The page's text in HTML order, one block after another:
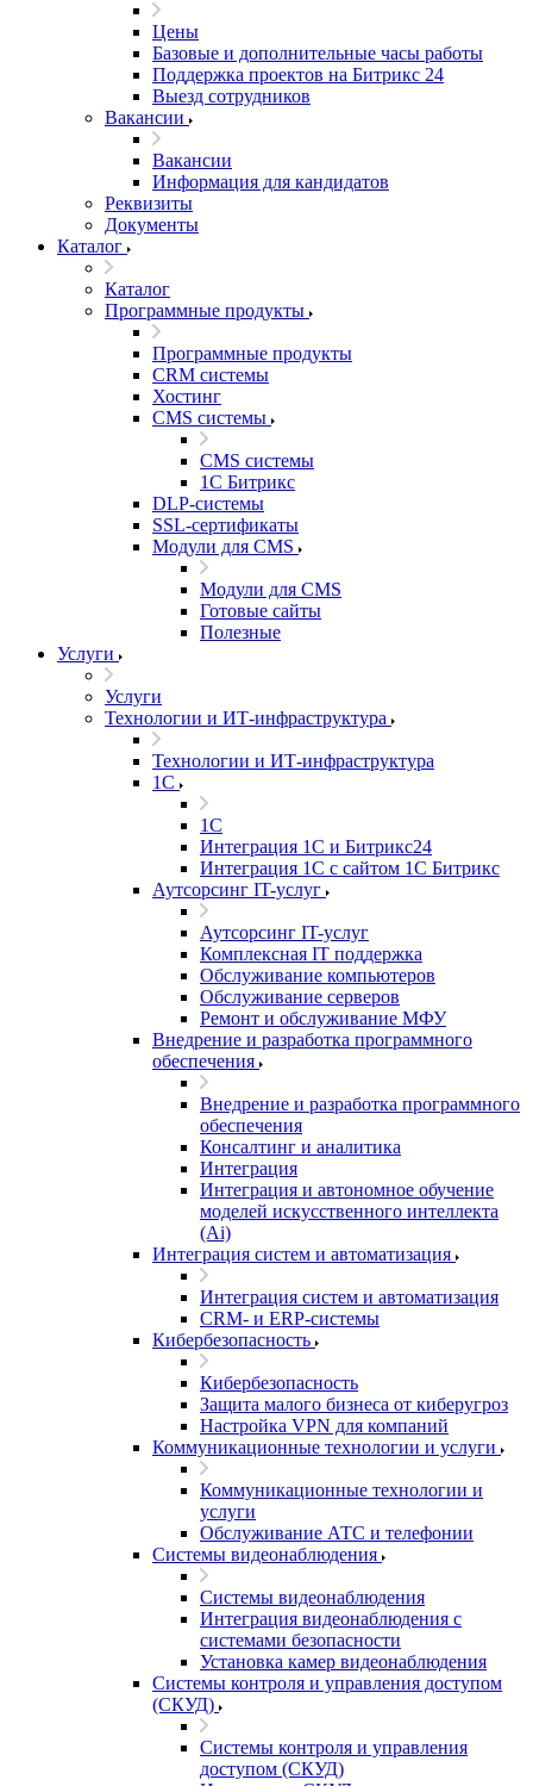
Цены
Базовые и дополнительные часы работы
Поддержка проектов на Битрикс 24
Выезд сотрудников
Вакансии
Вакансии
Информация для кандидатов
Реквизиты
Документы
Каталог
Каталог
Программные продукты
Программные продукты
CRM системы
Хостинг
CMS системы
CMS системы
1С Битрикс
DLP‑системы
SSL-сертификаты
Модули для CMS
Модули для CMS
Готовые сайты
Полезные
Услуги
Услуги
Технологии и ИТ-инфраструктура
Технологии и ИТ-инфраструктура
1С
1С
Интеграция 1С и Битрикс24
Интеграция 1С с сайтом 1С Битрикс
Аутсорсинг IT-услуг
Аутсорсинг IT-услуг
Комплексная IT поддержка
Обслуживание компьютеров
Обслуживание серверов
Ремонт и обслуживание МФУ
Внедрение и разработка программного
обеспечения
Внедрение и разработка программного
обеспечения
Консалтинг и аналитика
Интеграция
Интеграция и автономное обучение
моделей искусственного интеллекта
(Ai)
Интеграция систем и автоматизация
Интеграция систем и автоматизация
CRM- и ERP-системы
Кибербезопасность
Кибербезопасность
Защита малого бизнеса от киберугроз
Настройка VPN для компаний
Коммуникационные технологии и услуги
Коммуникационные технологии и
услуги
Обслуживание АТС и телефонии
Системы видеонаблюдения
Системы видеонаблюдения
Интеграция видеонаблюдения с
системами безопасности
Установка камер видеонаблюдения
Системы контроля и управления доступом
(СКУД)
Системы контроля и управления
доступом (СКУД)